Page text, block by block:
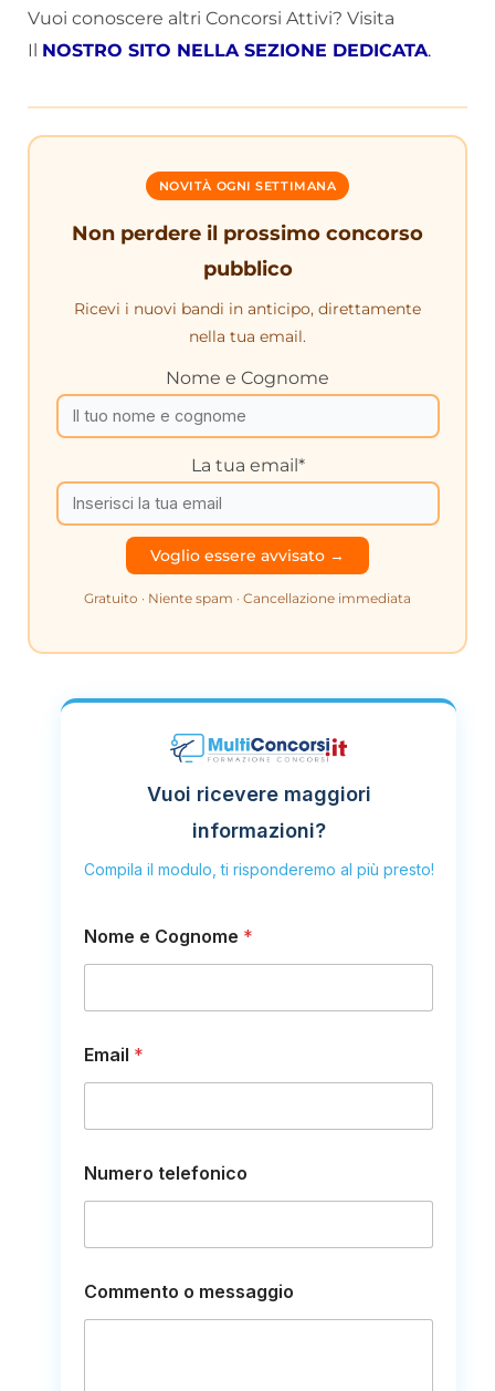
Vuoi conoscere altri Concorsi Attivi? Visita
Il NOSTRO SITO NELLA SEZIONE DEDICATA.
NOVITÀ OGNI SETTIMANA
Non perdere il prossimo concorso
pubblico
Ricevi i nuovi bandi in anticipo, direttamente
nella tua email.
Nome e Cognome
La tua email*
Gratuito · Niente spam · Cancellazione immediata
Vuoi ricevere maggiori
informazioni?
Compila il modulo, ti risponderemo al più presto!
Nome e Cognome *
Email *
o
m
E
a
i
l
Numero telefonico
Commento o messaggio